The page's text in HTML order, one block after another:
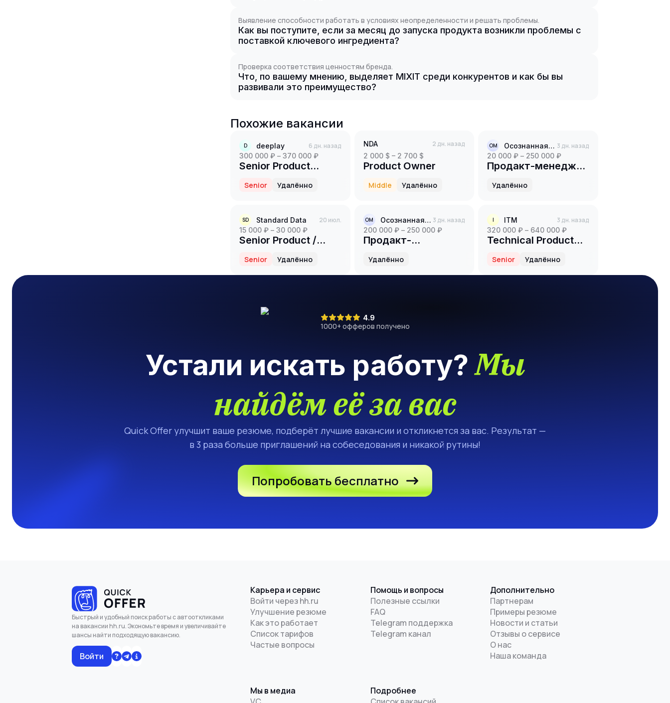
Выявление способности работать в условиях неопределенности и решать проблемы.
Как вы поступите, если за месяц до запуска продукта возникли проблемы с
поставкой ключевого ингредиента?
Проверка соответствия ценностям бренда.
Что, по вашему мнению, выделяет MIXIT среди конкурентов и как бы вы
развивали это преимущество?
Похожие вакансии
D deeplay
6 дн. назад
300 000 ₽ – 370 000 ₽
Senior Product
Senior Удалённо
NDA
2 дн. назад
2 000 $ – 2 700 $
Product Owner
Middle Удалённо
ОМ Осознанная меркантильность 3 дн. назад
20 000 ₽ – 250 000 ₽
Продакт-менеджер
Удалённо
SD Standard Data
20 июл.
15 000 ₽ – 30 000 ₽
Senior Product /
(Автор и
преподаватель
Senior Удалённо
ОМ Осознанная меркантильность 3 дн. назад
200 000 ₽ – 250 000 ₽
Продакт-
Удалённо
I ITM
3 дн. назад
320 000 ₽ – 640 000 ₽
Technical Product
Senior Удалённо
4.9
1000+ офферов получено
Устали искать работу?Мы
найдём её за вас
Quick Offer улучшит ваше резюме, подберёт лучшие вакансии и откликнется за вас. Результат —
в 3 раза больше приглашений на собеседования и никакой рутины!
Попробовать бесплатно
Быстрый и удобный поиск работы с автооткликами
на вакансии hh.ru. Экономьте время и увеличивайте
шансы найти подходящую вакансию.
Войти
Карьера и сервис
Войти через hh.ru
Улучшение резюме
Как это работает
Список тарифов
Частые вопросы
Помощь и вопросы
Полезные ссылки
FAQ
Telegram поддержка
Telegram канал
Дополнительно
Партнерам
Примеры резюме
Новости и статьи
Отзывы о сервисе
О нас
Наша команда
Мы в медиа
Подробнее